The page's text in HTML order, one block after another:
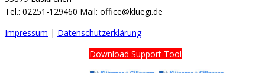
Tel.: 02251-129460 Mail: office@kluegi.de
Impressum | Datenschutzerklärung
Download Support Tool